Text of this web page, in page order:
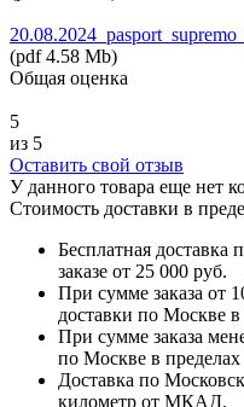
(pdf 4.58 Mb)
Общая оценка
5
из 5
Оставить свой отзыв
У данного товара еще нет
Стоимость доставки в
Бесплатная
заказе от 25 000 руб.
При сумме заказа от
доставки по Москве
При сумме заказа
по Москве в
Доставка по
километр от МКАД.